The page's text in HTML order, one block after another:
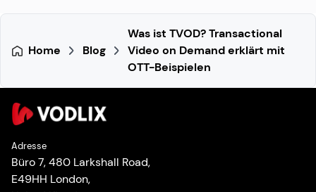
Home Blog
Was ist TVOD? Transactional
Video on Demand erklärt mit
OTT-Beispielen
Adresse
Büro 7, 480 Larkshall Road,
E49HH London,